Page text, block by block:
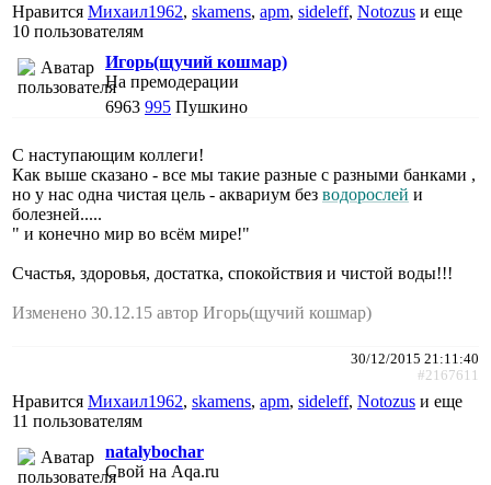
Нравится Михаил1962, skamens, apm, sideleff, Notozus и еще
10 пользователям
Игорь(щучий кошмар)
На премодерации
6963 995 Пушкино
С наступающим коллеги!
Как выше сказано - все мы такие разные с разными банками ,
но у нас одна чистая цель - аквариум без водорослей и
болезней.....
" и конечно мир во всём мире!"
Счастья, здоровья, достатка, спокойствия и чистой воды!!!
Изменено 30.12.15 автор Игорь(щучий кошмар)
30/12/2015 21:11:40
#2167611
Нравится Михаил1962, skamens, apm, sideleff, Notozus и еще
11 пользователям
natalybochar
Свой на Aqa.ru